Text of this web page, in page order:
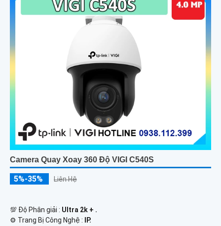
Camera Quay Xoay 360 Độ VIGI C540S
5%-35% Liên Hệ
💯 Độ Phân giải : Ultra 2k + .
⚙ Trang Bị Công Nghệ :
IP.